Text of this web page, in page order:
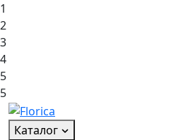
1
2
3
4
5
5
Каталог